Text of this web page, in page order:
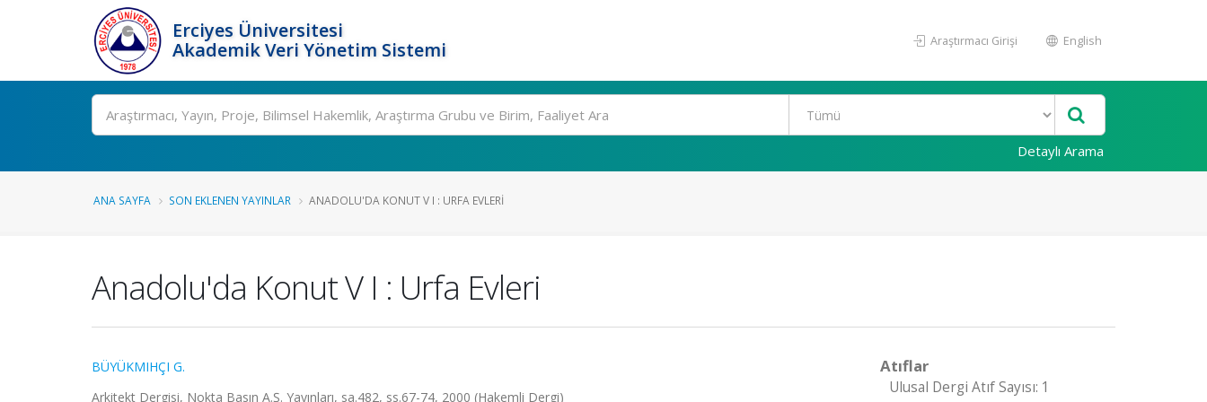
Erciyes Üniversitesi
Akademik Veri Yönetim Sistemi
Araştırmacı Girişi English
Ara
Detaylı Arama
ANA SAYFA SON EKLENEN YAYINLAR ANADOLU'DA KONUT V I : URFA EVLERI
Anadolu'da Konut V I : Urfa Evleri
BÜYÜKMIHÇI G.
Arkitekt Dergisi, Nokta Basın A.Ş. Yayınları, sa.482, ss.67-74, 2000 (Hakemli Dergi)
Atıflar
Ulusal Dergi Atıf Sayısı: 1